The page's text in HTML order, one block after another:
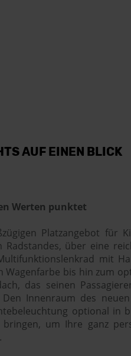
AUF EINEN BLICK
Werten punktet
Platzangebot für
Radstandes, über eine
mit
Wagenfarbe bis hin zum
das seinen
Innenraum des
optional in
um Ihre ganz